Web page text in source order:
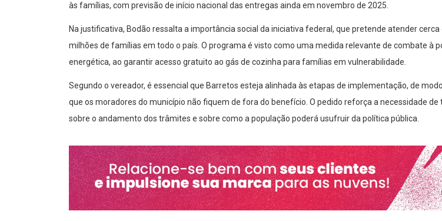
às famílias, com previsão de início nacional das entregas ainda em novembro de 2025.
Na justificativa, Bodão ressalta a importância social da iniciativa federal, que pretende atender cerca
milhões de famílias em todo o país. O programa é visto como uma medida relevante de combate à
energética, ao garantir acesso gratuito ao gás de cozinha para famílias em vulnerabilidade.
Segundo o vereador, é essencial que Barretos esteja alinhada às etapas de implementação, de
que os moradores do município não fiquem de fora do benefício. O pedido reforça a necessidade de
sobre o andamento dos trâmites e sobre como a população poderá usufruir da política pública.